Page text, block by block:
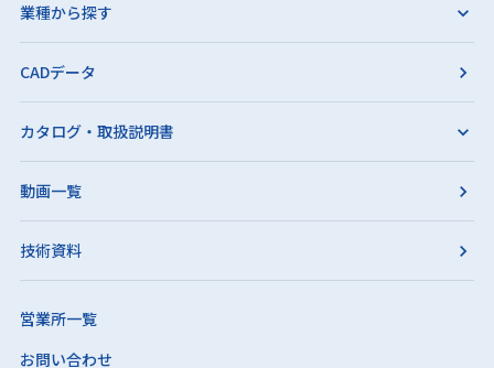
業種から探す
CADデータ
カタログ・取扱説明書
動画一覧
技術資料
営業所一覧
お問い合わせ